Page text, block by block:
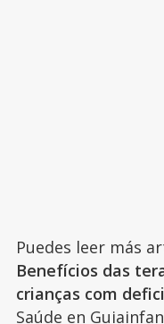
Puedes leer más
Benefícios das
crianças com
Saúde en